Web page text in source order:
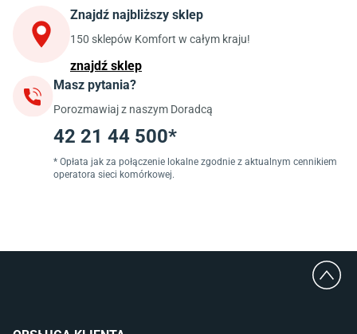
Szafki kuchenne wiszące (górne)
Szafki pod zlewozmywak
Blaty kuchenne laminowane
Jadalnia
Stoły do jadalni
Krzesła do jadalni
Dywany szare
Lampy w stylu loftowym
Lampy wiszące do jadalni
Znajdź najbliższy sklep
150 sklepów Komfort w całym kraju!
znajdź sklep
Masz pytania?
Porozmawiaj z naszym Doradcą
42 21 44 500*
* Opłata jak za połączenie lokalne zgodnie z aktualnym cennikiem
operatora sieci komórkowej.